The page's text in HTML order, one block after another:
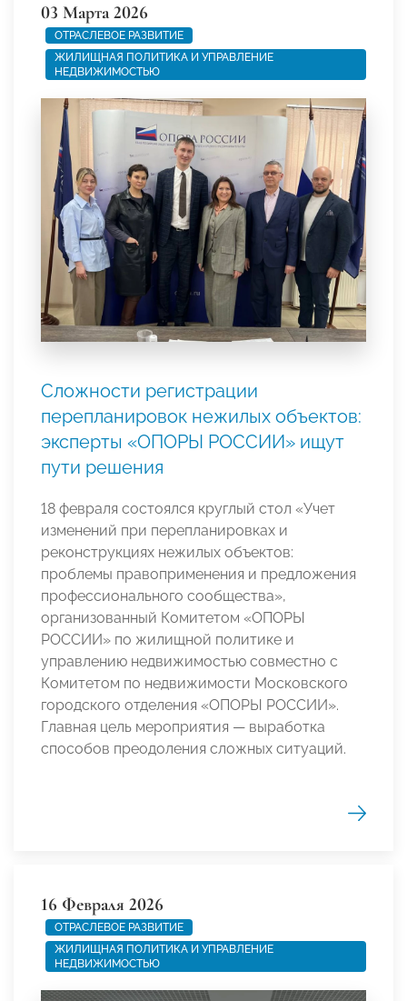
03 Марта 2026
ОТРАСЛЕВОЕ РАЗВИТИЕ
ЖИЛИЩНАЯ ПОЛИТИКА И УПРАВЛЕНИЕ
НЕДВИЖИМОСТЬЮ
Сложности регистрации
перепланировок нежилых объектов:
эксперты «ОПОРЫ РОССИИ» ищут
пути решения
18 февраля состоялся круглый стол «Учет
изменений при перепланировках и
реконструкциях нежилых объектов:
проблемы правоприменения и предложения
профессионального сообщества»,
организованный Комитетом «ОПОРЫ
РОССИИ» по жилищной политике и
управлению недвижимостью совместно с
Комитетом по недвижимости Московского
городского отделения «ОПОРЫ РОССИИ».
Главная цель мероприятия — выработка
способов преодоления сложных ситуаций.
16 Февраля 2026
ОТРАСЛЕВОЕ РАЗВИТИЕ
ЖИЛИЩНАЯ ПОЛИТИКА И УПРАВЛЕНИЕ
НЕДВИЖИМОСТЬЮ